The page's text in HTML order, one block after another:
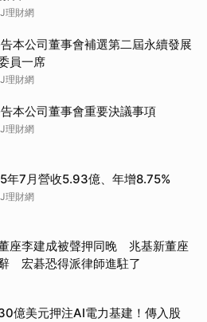
理財網
本公司董事會補選第二屆永續發展
員一席
理財網
本公司董事會重要決議事項
理財網
年7月營收5.93億、年增8.75%
理財網
座李建成被聲押同晚 兆基新董座
宏碁恐得派律師進駐了
億美元押注AI電力基建！傳入股